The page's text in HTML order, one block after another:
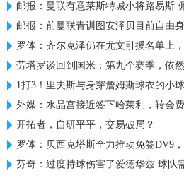
邮报：曼联有意莱斯特城小将路易斯·
邮报：前曼联青训图安泽贝目前自由身
罗体：齐尔克泽仍在尤文引援名单上
劳塔罗谈回到国米：第九个赛季，依然
1打3！里夫斯与身穿詹姆斯球衣的小
外媒：水晶宫接近签下哈莱利，转会
开拓者，自研平平，交易破局？
罗体：贝西克塔斯全力推动免签DV9
芬奇：过度持球伤害了爱德华兹 球队